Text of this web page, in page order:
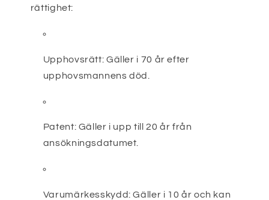
rättighet:
Upphovsrätt: Gäller i 70 år efter
upphovsmannens död.
Patent: Gäller i upp till 20 år från
ansökningsdatumet.
Varumärkesskydd: Gäller i 10 år och kan